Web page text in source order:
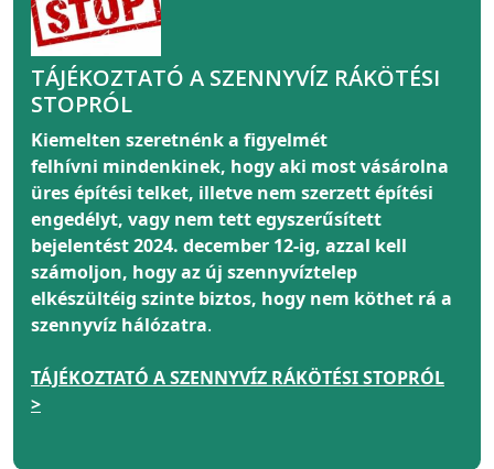
TÁJÉKOZTATÓ A SZENNYVÍZ RÁKÖTÉSI
STOPRÓL
Kiemelten szeretnénk a figyelmét
felhívni mindenkinek, hogy aki most vásárolna
üres építési telket, illetve nem szerzett építési
engedélyt, vagy nem tett egyszerűsített
bejelentést 2024. december 12-ig, azzal kell
számoljon, hogy az új szennyvíztelep
elkészültéig szinte biztos, hogy nem köthet rá a
szennyvíz hálózatra.
TÁJÉKOZTATÓ A SZENNYVÍZ RÁKÖTÉSI STOPRÓL
>